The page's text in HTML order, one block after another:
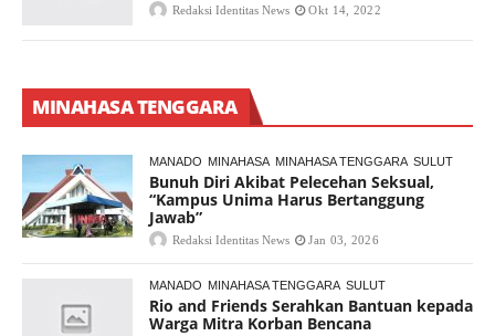
Redaksi Identitas News Okt 14, 2022
MINAHASA TENGGARA
MANADO MINAHASA MINAHASA TENGGARA SULUT
Bunuh Diri Akibat Pelecehan Seksual,
“Kampus Unima Harus Bertanggung
Jawab”
Redaksi Identitas News Jan 03, 2026
MANADO MINAHASA TENGGARA SULUT
Rio and Friends Serahkan Bantuan kepada
Warga Mitra Korban Bencana